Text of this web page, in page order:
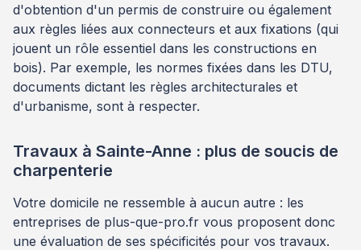
d'obtention d'un permis de construire ou également
aux règles liées aux connecteurs et aux fixations (qui
jouent un rôle essentiel dans les constructions en
bois). Par exemple, les normes fixées dans les DTU,
documents dictant les règles architecturales et
d'urbanisme, sont à respecter.
Travaux à Sainte-Anne : plus de soucis de
charpenterie
Votre domicile ne ressemble à aucun autre : les
entreprises de plus-que-pro.fr vous proposent donc
une évaluation de ses spécificités pour vos travaux.